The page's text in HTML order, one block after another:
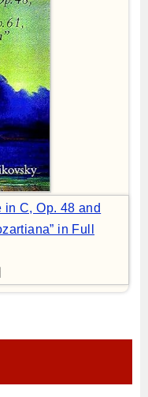
in C, Op. 48 and
in Full